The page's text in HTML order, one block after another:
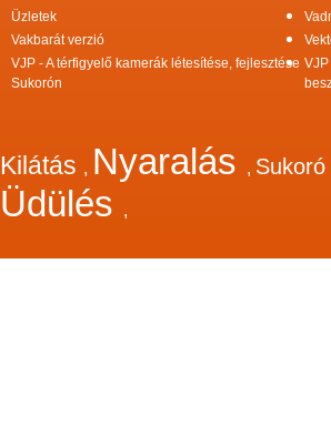
Üzletek
Vakbarát verzió
VJP - A térfigyelő kamerák létesítése, fejlesztése
Sukorón
Kilátás , Nyaralás , Sukoró
Üdülés ,